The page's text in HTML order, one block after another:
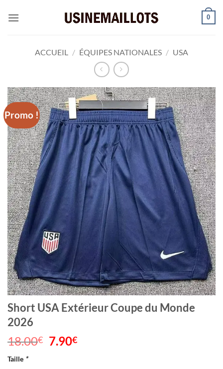
0
ACCUEIL / ÉQUIPES NATIONALES / USA
Promo !
Short USA Extérieur Coupe du Monde
2026
18.00€ Le
7.90€
Taille *